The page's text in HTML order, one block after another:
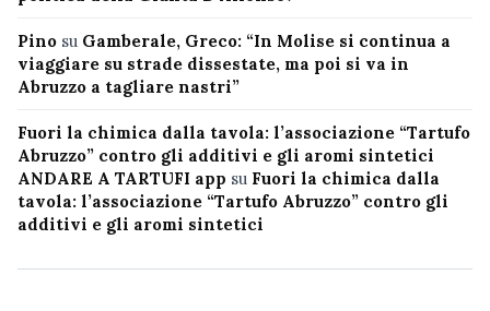
Pino su Gamberale, Greco: “In Molise si continua a
viaggiare su strade dissestate, ma poi si va in
Abruzzo a tagliare nastri”
Fuori la chimica dalla tavola: l’associazione “Tartufo
Abruzzo” contro gli additivi e gli aromi sintetici
ANDARE A TARTUFI app su Fuori la chimica dalla
tavola: l’associazione “Tartufo Abruzzo” contro gli
additivi e gli aromi sintetici